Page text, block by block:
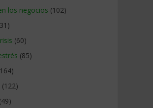
los negocios (102)
(60)
(85)
(122)
(49)